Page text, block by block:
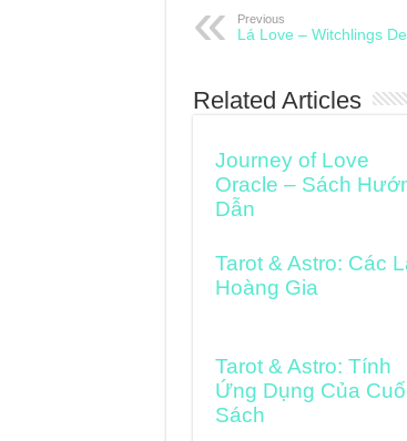
Previous
Lá Love – Witchlings
Related Articles
Journey of Love
Oracle – Sách
Dẫn
Tarot & Astro: Các
Hoàng Gia
Tarot & Astro: Tính
Ứng Dụng Của
Sách